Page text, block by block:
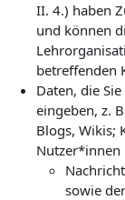
II. 4.) haben
und können
betreffenden
Daten, die
eingeben, z.
Blogs, Wikis;
Nutzer*innen
sowie